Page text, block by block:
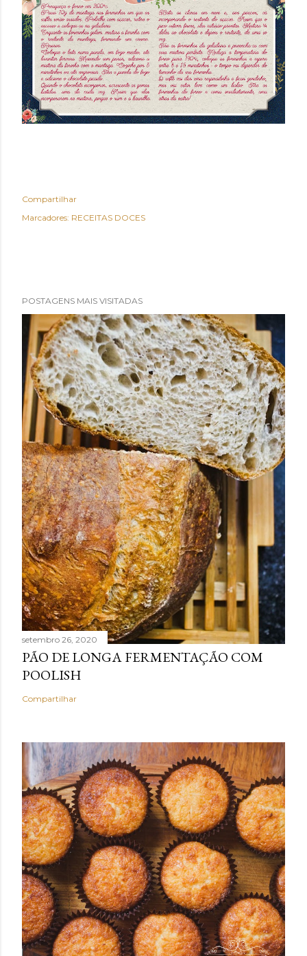
Compartilhar
Marcadores: RECEITAS DOCES
POSTAGENS MAIS VISITADAS
setembro 26, 2020
PÃO DE LONGA FERMENTAÇÃO COM
POOLISH
Compartilhar